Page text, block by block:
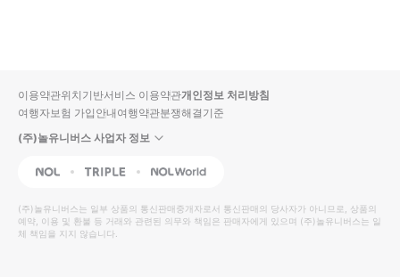
입니
다.
높
은
순
동
영
상
순
상
이용약관위치기반서비스 이용약관개인정보 처리방침
여행자보험 가입안내여행약관분쟁해결기준
(주)놀유니버스 사업자 정보
NOL Triple Interpark Global
(주)놀유니버스는 일부 상품의 통신판매중개자로서 통신판매의 당사자가 아니므로, 상품의
예약, 이용 및 환불 등 거래와 관련된 의무와 책임은 판매자에게 있으며 (주)놀유니버스는 일
체 책임을 지지 않습니다.